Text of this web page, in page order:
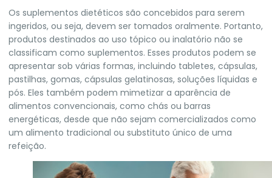
Os suplementos dietéticos são concebidos para serem
ingeridos, ou seja, devem ser tomados oralmente. Portanto,
produtos destinados ao uso tópico ou inalatório não se
classificam como suplementos. Esses produtos podem se
apresentar sob várias formas, incluindo tabletes, cápsulas,
pastilhas, gomas, cápsulas gelatinosas, soluções líquidas e
pós. Eles também podem mimetizar a aparência de
alimentos convencionais, como chás ou barras
energéticas, desde que não sejam comercializados como
um alimento tradicional ou substituto único de uma
refeição.